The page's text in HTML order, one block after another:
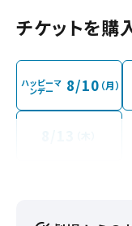
ーもしくは立体駐
21:00～：立体駐
せ。
※イオンモールの
※21:00以降はイ
※立体駐車場6階
チケットを購
ハッピーマ
ンデー 8/10 （月）